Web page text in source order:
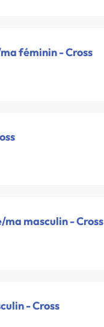
féminin - Cross
masculin - Cross
- Cross